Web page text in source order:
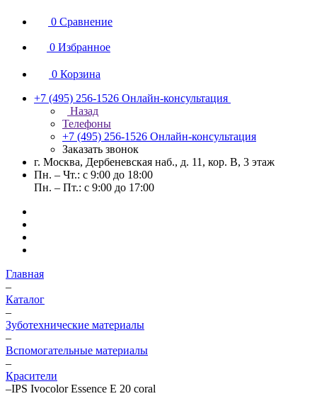
0 Сравнение
0 Избранное
0 Корзина
+7 (495) 256-1526 Онлайн-консультация
Назад
Телефоны
+7 (495) 256-1526 Онлайн-консультация
Заказать звонок
г. Москва, Дербеневская наб., д. 11, кор. В, 3 этаж
Пн. – Чт.: с 9:00 до 18:00
Пн. – Пт.: с 9:00 до 17:00
Главная
–
Каталог
–
Зуботехнические материалы
–
Вспомогательные материалы
–
Красители
–IPS Ivocolor Essence E 20 coral